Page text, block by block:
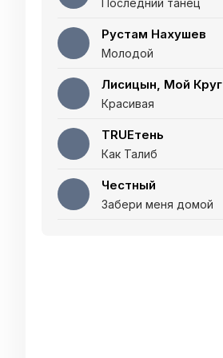
Последний танец
Рустам Нахушев
Молодой
Лисицын, Мой Круг
Красивая
TRUEтень
Как Талиб
Честный
Забери меня домой